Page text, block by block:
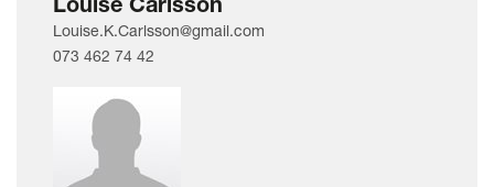
Louise.K.Carlsson@gmail.com
073 462 74 42